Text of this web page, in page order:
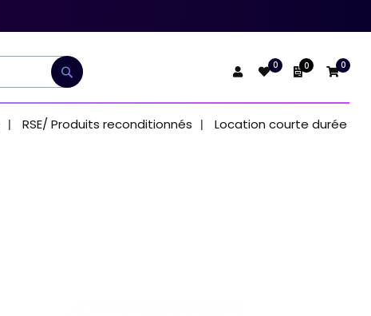
Rechercher
0 Mon devis
0 0
RSE/ Produits reconditionnés Location courte durée